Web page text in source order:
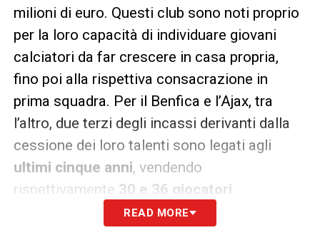
milioni di euro. Questi club sono noti proprio
per la loro capacità di individuare giovani
calciatori da far crescere in casa propria,
fino poi alla rispettiva consacrazione in
prima squadra. Per il Benfica e l’Ajax, tra
l’altro, due terzi degli incassi derivanti dalla
cessione dei loro talenti sono legati agli
ultimi cinque anni, vendendo
rispettivamente 30 e 36 giocatori
Per citare altre squadre presenti nel mondo
READ MORE